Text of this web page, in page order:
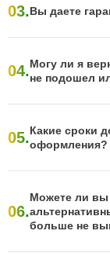
03.Вы даете
04.Могу ли я
не подошел
05.Какие сроки
оформления?
06.
Можете ли вы
больше не